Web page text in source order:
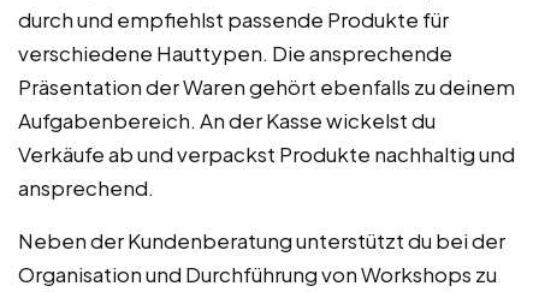
durch und empfiehlst passende Produkte für
verschiedene Hauttypen. Die ansprechende
Präsentation der Waren gehört ebenfalls zu deinem
Aufgabenbereich. An der Kasse wickelst du
Verkäufe ab und verpackst Produkte nachhaltig und
ansprechend.
Neben der Kundenberatung unterstützt du bei der
Organisation und Durchführung von Workshops zu